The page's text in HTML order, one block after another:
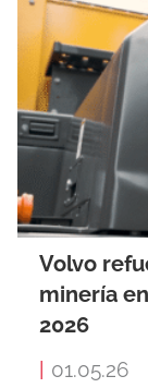
Volvo
minería
2026
01.05.26